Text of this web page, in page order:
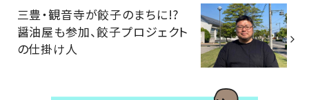
三豊・観音寺が餃子のまちに!?
醤油屋も参加、餃子プロジェクト
の仕掛け人